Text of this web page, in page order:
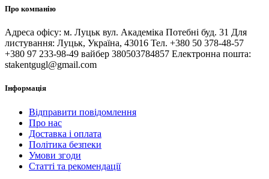
Про компанію
Адреса офісу: м. Луцьк вул. Академіка Потебні буд. 31 Для
листування: Луцьк, Україна, 43016 Тел. +380 50 378-48-57
+380 97 233-98-49 вайбер 380503784857 Електронна пошта:
stakentgugl@gmail.com
Інформація
Відправити повідомлення
Про нас
Доставка і оплата
Політика безпеки
Умови згоди
Статті та рекомендації